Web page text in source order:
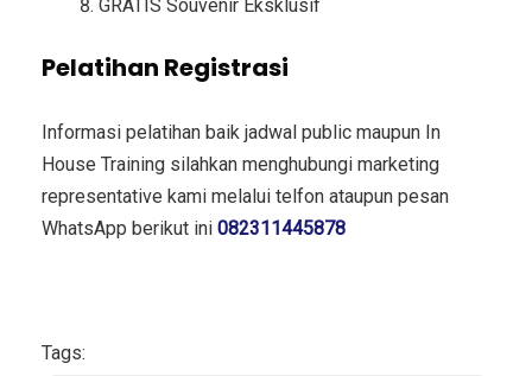
GRATIS Souvenir Eksklusif
Pelatihan Registrasi
Informasi pelatihan baik jadwal public maupun In
House Training silahkan menghubungi marketing
representative kami melalui telfon ataupun pesan
WhatsApp berikut ini 082311445878
Tags: